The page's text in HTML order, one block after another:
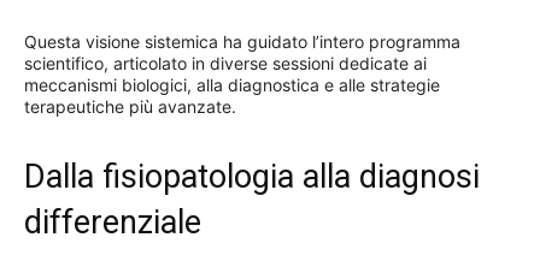
Questa visione sistemica ha guidato l’intero programma
scientifico, articolato in diverse sessioni dedicate ai
meccanismi biologici, alla diagnostica e alle strategie
terapeutiche più avanzate.
Dalla fisiopatologia alla diagnosi
differenziale